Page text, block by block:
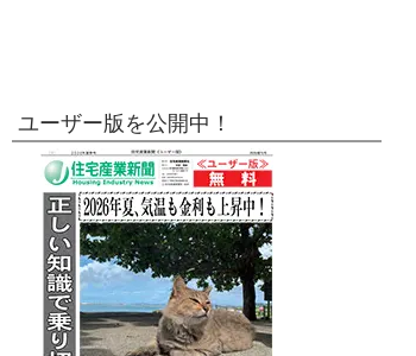
ユーザー版を公開中！